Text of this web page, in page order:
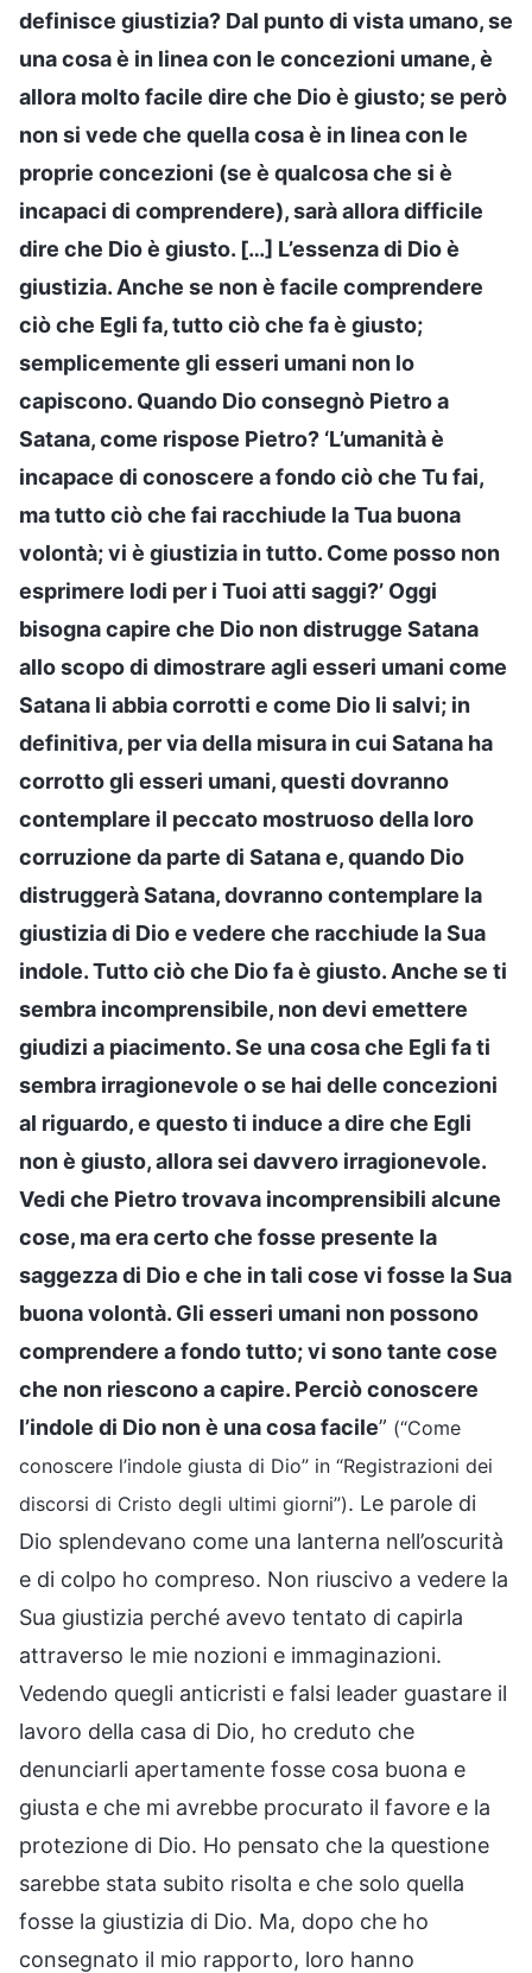
definisce giustizia? Dal punto di vista umano, se
una cosa è in linea con le concezioni umane, è
allora molto facile dire che Dio è giusto; se però
non si vede che quella cosa è in linea con le
proprie concezioni (se è qualcosa che si è
incapaci di comprendere), sarà allora difficile
dire che Dio è giusto. […] L’essenza di Dio è
giustizia. Anche se non è facile comprendere
ciò che Egli fa, tutto ciò che fa è giusto;
semplicemente gli esseri umani non lo
capiscono. Quando Dio consegnò Pietro a
Satana, come rispose Pietro? ‘L’umanità è
incapace di conoscere a fondo ciò che Tu fai,
ma tutto ciò che fai racchiude la Tua buona
volontà; vi è giustizia in tutto. Come posso non
esprimere lodi per i Tuoi atti saggi?’ Oggi
bisogna capire che Dio non distrugge Satana
allo scopo di dimostrare agli esseri umani come
Satana li abbia corrotti e come Dio li salvi; in
definitiva, per via della misura in cui Satana ha
corrotto gli esseri umani, questi dovranno
contemplare il peccato mostruoso della loro
corruzione da parte di Satana e, quando Dio
distruggerà Satana, dovranno contemplare la
giustizia di Dio e vedere che racchiude la Sua
indole. Tutto ciò che Dio fa è giusto. Anche se ti
sembra incomprensibile, non devi emettere
giudizi a piacimento. Se una cosa che Egli fa ti
sembra irragionevole o se hai delle concezioni
al riguardo, e questo ti induce a dire che Egli
non è giusto, allora sei davvero irragionevole.
Vedi che Pietro trovava incomprensibili alcune
cose, ma era certo che fosse presente la
saggezza di Dio e che in tali cose vi fosse la Sua
buona volontà. Gli esseri umani non possono
comprendere a fondo tutto; vi sono tante cose
che non riescono a capire. Perciò conoscere
l’indole di Dio non è una cosa facile” (“Come
conoscere l’indole giusta di Dio” in “Registrazioni dei
discorsi di Cristo degli ultimi giorni”). Le parole di
Dio splendevano come una lanterna nell’oscurità
e di colpo ho compreso. Non riuscivo a vedere la
Sua giustizia perché avevo tentato di capirla
attraverso le mie nozioni e immaginazioni.
Vedendo quegli anticristi e falsi leader guastare il
lavoro della casa di Dio, ho creduto che
denunciarli apertamente fosse cosa buona e
giusta e che mi avrebbe procurato il favore e la
protezione di Dio. Ho pensato che la questione
sarebbe stata subito risolta e che solo quella
fosse la giustizia di Dio. Ma, dopo che ho
consegnato il mio rapporto, loro hanno